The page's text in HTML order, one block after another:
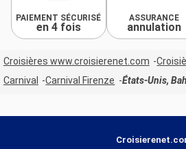
PAIEMENT SÉCURISÉ
en 4 fois
ASSURANCE
annulation
Croisières www.croisierenet.com
Carnival
Carnival Firenze États-Unis,